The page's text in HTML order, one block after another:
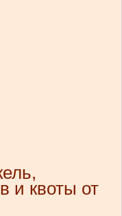
и квоты от